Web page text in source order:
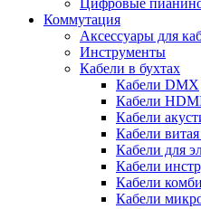
Цифровые
Коммутация
Аксессуары для
Инструменты
Кабели в бухтах
Кабели DMX
Кабели
Кабели
Кабели витая
Кабели для
Кабели
Кабели
Кабели